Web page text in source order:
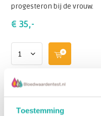
Toestemming
progesteron bij de vrouw.
€ 35,-